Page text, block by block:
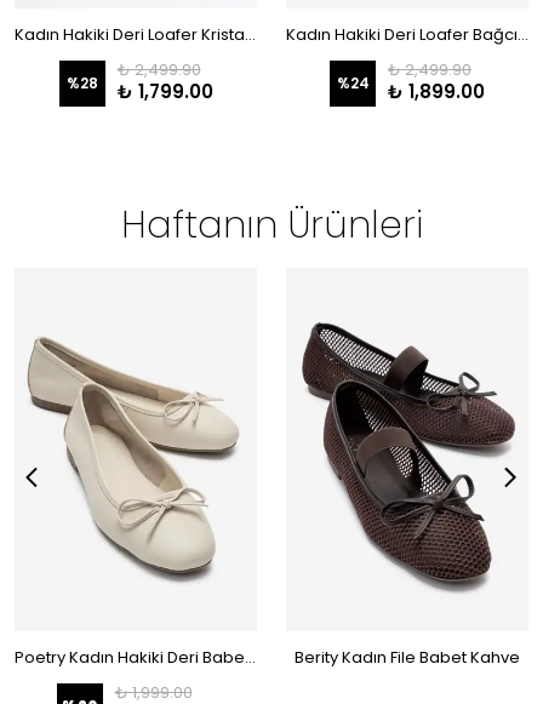
Kadın Hakiki Deri Loafer Kristal Toka Detaylı Günlük Ayakkabı Siyah Porto Color-Match Deri Astar
%28
₺ 2,499.90
₺ 1,799.00
Kadın Hakiki Deri Loafer Bağcıklı Günlük Ayakkabı Taba Süet Zenvia
%24
₺ 2,499.90
₺ 1,899.00
Haftanın Ürünleri
Poetry Kadın Hakiki Deri Babet Bej
₺ 1,999.00
Berity Kadın File Babet Kahve